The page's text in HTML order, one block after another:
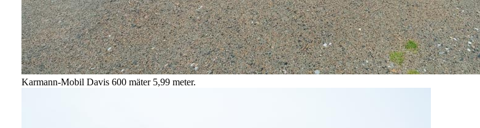
Karmann-Mobil Davis 600 mäter 5,99 meter.